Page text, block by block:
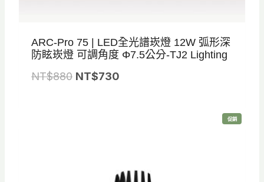
ARC-Pro 75 | LED全光譜崁燈 12W 弧形深
防眩崁燈 可調角度 Φ7.5公分-TJ2 Lighting
NT$880 原
NT$730目
T
促銷特
價